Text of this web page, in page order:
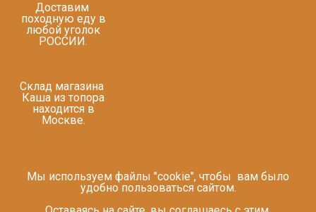
Доставим
походную еду в
любой уголок
РОССИИ.
Склад магазина
Каша из топора
находится в
Москве.
Мы используем файлы "cookie", чтобы вам было
удобно пользоваться сайтом.